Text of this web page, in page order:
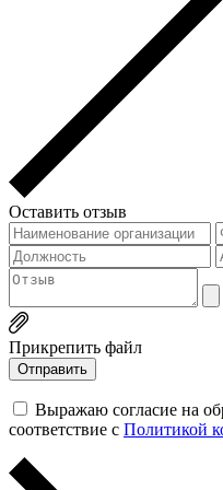
Оставить отзыв
Прикрепить файл
Выражаю согласие на
соответствие с Политикой